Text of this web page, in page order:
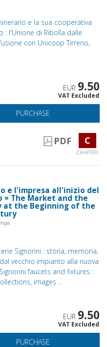
e la sua cooperativa
: l'Unione di Ribolla dalle
con Unicoop Tirreno,
EUR 9.50
VAT Excluded
PURCHASE
PDF C
CHAPTER
e l'impresa all'inizio del
= The Market and the
at the Beginning of the
Signorini : storia, memoria,
vecchio impianto alla nuova
faucets and fixtures :
images ..
EUR 9.50
VAT Excluded
PURCHASE